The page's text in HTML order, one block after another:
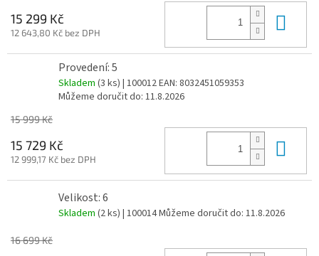
15 299 Kč
12 643,80 Kč bez DPH
Provedení: 5
Skladem (3 ks) | 100012EAN: 8032451059353
Můžeme doručit do: 11.8.2026
15 999 Kč
15 729 Kč
12 999,17 Kč bez DPH
Velikost: 6
Skladem (2 ks) | 100014Můžeme doručit do: 11.8.2026
16 699 Kč